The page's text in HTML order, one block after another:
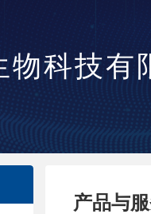
物科技有
产品与